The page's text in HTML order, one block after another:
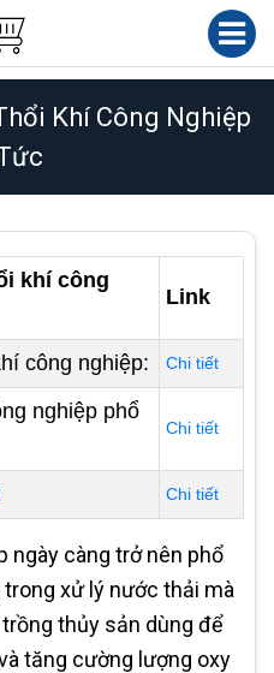
Khí Công Nghiệp
khí công
Link
công nghiệp: Chi tiết
nghiệp phổ
Chi tiết
Chi tiết
ngày càng trở nên phổ
xử lý nước thải mà
thủy sản dùng để
tăng cường lượng oxy